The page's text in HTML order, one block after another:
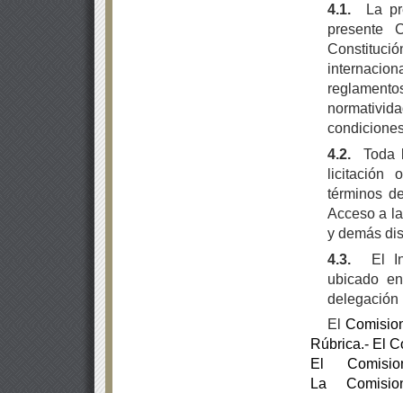
4.1.
La
presente
4.2.
Toda
licitación
términos
Acceso a
y demás
4.3.
El
ubicado
delegación
El
Rúbrica.- El
El
La